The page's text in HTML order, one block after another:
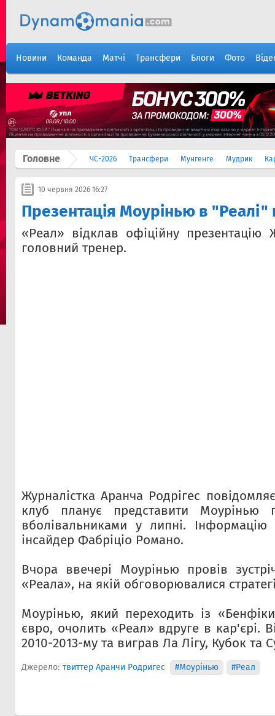
Новини Команда Матчі Трансфери Блоги Фото
Головне ЧС-2026 Трансфери Мунгенге Мудрик
10 червня 2026 16:27
Презентація Моурінью в "Реалі"
«Реал» відклав офіційну
головний тренер.
Журналістка Аранча Родрігес
клуб планує представити Моурінью
вболівальниками у липні. Інформацію
інсайдер Фабріціо Романо.
Вчора ввечері Моурінью провів
«Реала», на якій обговорювалися
Моурінью, який переходить із
євро, очолить «Реал» вдруге в кар'єрі.
2010-2013-му та виграв Ла Лігу, Кубок та
Джерело: твиттер Аранчи Родригес #Моурінью #Реал